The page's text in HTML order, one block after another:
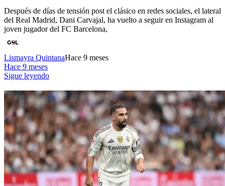
Después de días de tensión post el clásico en redes sociales, el lateral
del Real Madrid, Dani Carvajal, ha vuelto a seguir en Instagram al
joven jugador del FC Barcelona,
Lismayra QuintanaHace 9 meses
Hace 9 meses
Sigue leyendo